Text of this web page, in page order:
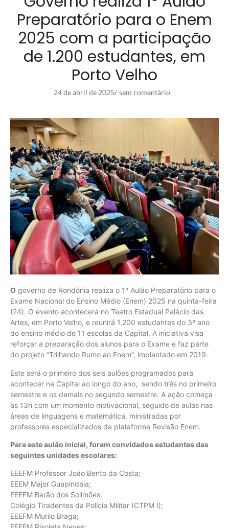
Preparatório para o Enem
2025 com a participação
de 1.200 estudantes, em
Porto Velho
24 de abril de 2025/ sem comentário
O governo de Rondônia realiza o 1º Aulão Preparatório para o
Exame Nacional do Ensino Médio (Enem) 2025 na quinta-feira
(24). O evento acontecerá no Teatro Estadual Palácio das
Artes, em Porto Velho, e reunirá 1.200 estudantes do 3º ano
do ensino médio de 11 escolas da Capital. A iniciativa visa
reforçar a preparação dos alunos para o Exame e faz parte
do projeto “Trilhando Rumo ao Enem”, implantado em 2019.
Este será o primeiro dos seis aulões programados para
acontecer na Capital ao longo do ano, sendo três no primeiro
semestre e os demais no segundo semestre. A ação começa
às 13h com um momento motivacional, seguido de aulas nas
áreas de linguagens e matemática, ministradas por
professores especializados da plataforma Revisão Enem.
Para este aulão inicial, foram convidados estudantes das
seguintes unidades escolares:
EEEFM Professor João Bento da Costa;
EEEM Major Guapindaia;
EEEFM Barão dos Solimões;
Colégio Tiradentes da Polícia Militar (CTPM I);
EEEFM Murilo Braga;